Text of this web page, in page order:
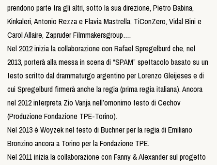
prendono parte tra gli altri, sotto la sua direzione, Pietro Babina,
Kinkaleri, Antonio Rezza e Flavia Mastrella, TiConZero, Vidal Bini e
Carol Allaire, Zapruder Filmmakersgroup….
Nel 2012 inizia la collaborazione con Rafael Spregelburd che, nel
2013, porterà alla messa in scena di “SPAM” spettacolo basato su un
testo scritto dal drammaturgo argentino per Lorenzo Gleijeses e di
cui Spregelburd firmerà anche la regia (prima regia italiana). Ancora
nel 2012 interpreta Zio Vanja nell’omonimo testo di Cechov
(Produzione Fondazione TPE-Torino).
Nel 2013 è Woyzek nel testo di Buchner per la regia di Emiliano
Bronzino ancora a Torino per la Fondazione TPE.
Nel 2011 inizia la collaborazione con Fanny & Alexander sul progetto